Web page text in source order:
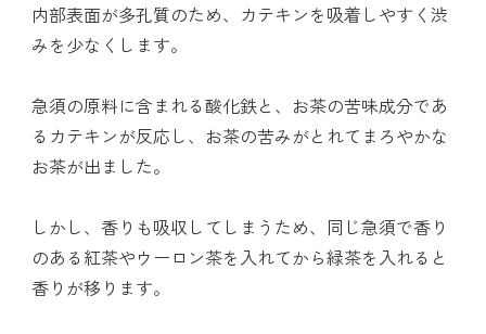
内部表面が多孔質のため、カテキンを吸着しやすく渋
みを少なくします。
急須の原料に含まれる酸化鉄と、お茶の苦味成分であ
るカテキンが反応し、お茶の苦みがとれてまろやかな
お茶が出ました。
しかし、香りも吸収してしまうため、同じ急須で香り
のある紅茶やウーロン茶を入れてから緑茶を入れると
香りが移ります。